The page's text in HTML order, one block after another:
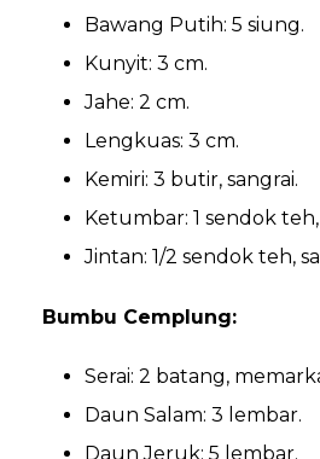
Bawang Putih: 5 siung.
Kunyit: 3 cm.
Jahe: 2 cm.
Lengkuas: 3 cm.
Kemiri: 3 butir, sangrai.
Ketumbar: 1 sendok teh,
Jintan: 1/2 sendok teh,
Bumbu Cemplung:
Serai: 2 batang,
Daun Salam: 3 lembar.
Daun Jeruk: 5 lembar.